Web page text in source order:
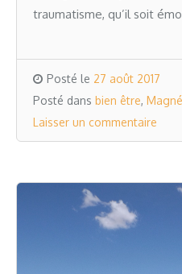
traumatisme, qu’il soit
Posté le 27 août 2017
Posté dans bien être,
Laisser un commentaire